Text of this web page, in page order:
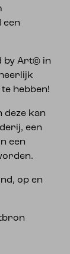
een
by Art© in
hebben!
deze kan
een
een
op en